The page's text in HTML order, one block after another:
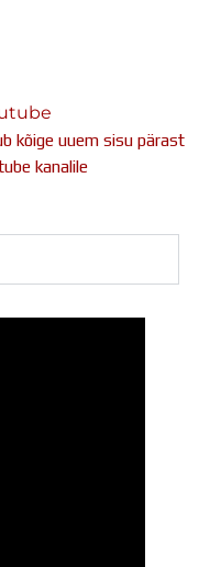
kõige uuem sisu pärast
kanalile